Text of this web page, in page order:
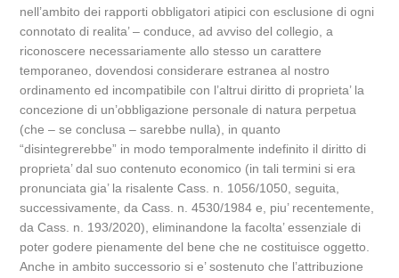
nell’ambito dei rapporti obbligatori atipici con esclusione di ogni
connotato di realita’ – conduce, ad avviso del collegio, a
riconoscere necessariamente allo stesso un carattere
temporaneo, dovendosi considerare estranea al nostro
ordinamento ed incompatibile con l’altrui diritto di proprieta’ la
concezione di un’obbligazione personale di natura perpetua
(che – se conclusa – sarebbe nulla), in quanto
“disintegrerebbe” in modo temporalmente indefinito il diritto di
proprieta’ dal suo contenuto economico (in tali termini si era
pronunciata gia’ la risalente Cass. n. 1056/1050, seguita,
successivamente, da Cass. n. 4530/1984 e, piu’ recentemente,
da Cass. n. 193/2020), eliminandone la facolta’ essenziale di
poter godere pienamente del bene che ne costituisce oggetto.
Anche in ambito successorio si e’ sostenuto che l’attribuzione